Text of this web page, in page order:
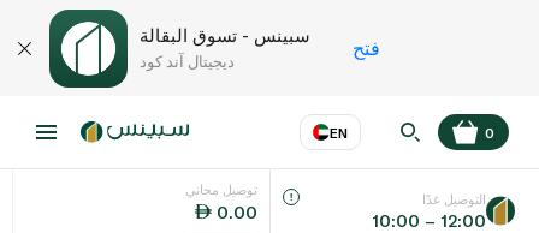
سبينس - تسوق البقالة
ديجيتال آند كود
فتح
EN
اللغة عر
0
توصيل مجاني
0.00
التوصيل غدًا
10:00 – 12:00